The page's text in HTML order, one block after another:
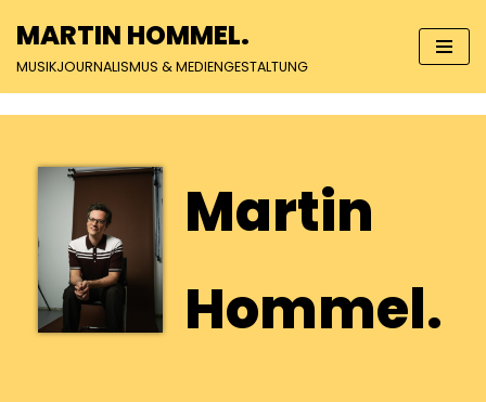
Zum
springen
MARTIN HOMMEL.
MUSIKJOURNALISMUS & MEDIENGESTALTUNG
Martin
Hommel.